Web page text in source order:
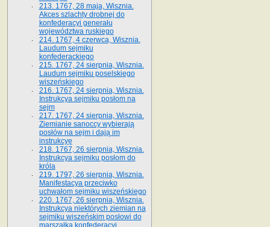
213. 1767, 28 maja, Wisznia.
Akces szlachty drobnej do
konfederacyi generału
województwa ruskiego
214. 1767, 4 czerwca, Wisznia.
Laudum sejmiku
konfederackiego
215. 1767, 24 sierpnia, Wisznia.
Laudum sejmiku poselskiego
wiszeńskiego
216. 1767, 24 sierpnia, Wisznia.
Instrukcya sejmiku posłom na
sejm
217. 1767, 24 sierpnia, Wisznia.
Ziemianie sanoccy wybierają
posłów na sejm i dają im
instrukcyę
218. 1767, 26 sierpnia, Wisznia.
Instrukcya sejmiku posłom do
króla
219. 1797, 26 sierpnia, Wisznia.
Manifestacya przeciwko
uchwałom sejmiku wiszeńskiego
220. 1767, 26 sierpnia, Wisznia.
Instrukcya niektórych ziemian na
sejmiku wiszeńskim posłowi do
marszałka konfe­deracyi